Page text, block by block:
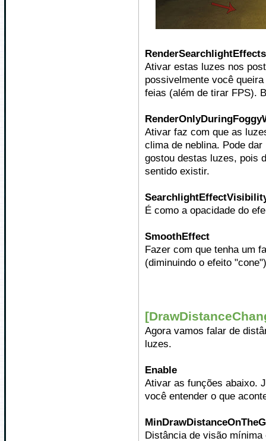
RenderSearchlightEffects
Ativar estas luzes nos
possivelmente você
feias (além de tirar FPS).
Ativar faz com que as
clima de neblina. Pode
gostou destas luzes, pois
sentido existir.
É como a opacidade do
SmoothEffect
Fazer com que tenha um
(diminuindo o efeito
Agora vamos falar de
luzes.
Enable
Ativar as funções abaixo.
você entender o que
Distância de visão